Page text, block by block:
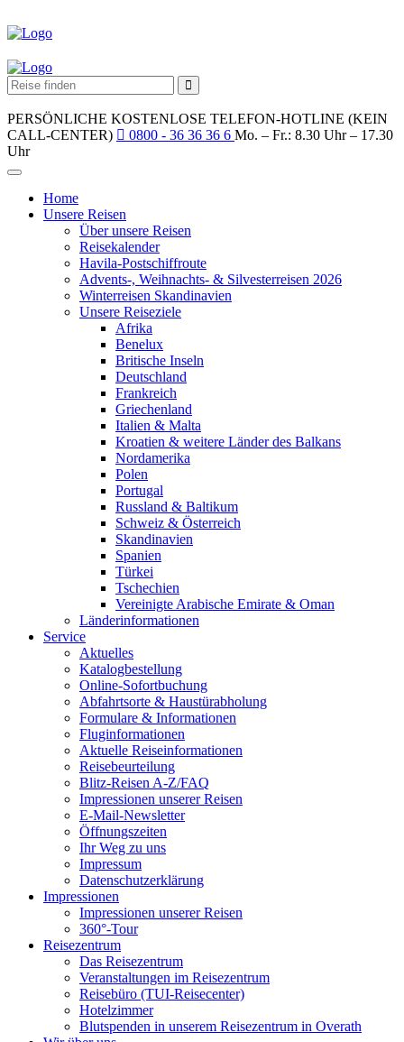
PERSÖNLICHE KOSTENLOSE TELEFON-HOTLINE (KEIN
CALL-CENTER)
0800 - 36 36 36 6 Mo. – Fr.: 8.30 Uhr – 17.30
Uhr
Home
Unsere Reisen
Über unsere Reisen
Reisekalender
Havila-Postschiffroute
Advents-, Weihnachts- & Silvesterreisen 2026
Winterreisen Skandinavien
Unsere Reiseziele
Afrika
Benelux
Britische Inseln
Deutschland
Frankreich
Griechenland
Italien & Malta
Kroatien & weitere Länder des Balkans
Nordamerika
Polen
Portugal
Russland & Baltikum
Schweiz & Österreich
Skandinavien
Spanien
Türkei
Tschechien
Vereinigte Arabische Emirate & Oman
Länderinformationen
Service
Aktuelles
Katalogbestellung
Online-Sofortbuchung
Abfahrtsorte & Haustürabholung
Formulare & Informationen
Fluginformationen
Aktuelle Reiseinformationen
Reisebeurteilung
Blitz-Reisen A-Z/FAQ
Impressionen unserer Reisen
E-Mail-Newsletter
Öffnungszeiten
Ihr Weg zu uns
Impressum
Datenschutzerklärung
Impressionen
Impressionen unserer Reisen
360°-Tour
Reisezentrum
Das Reisezentrum
Veranstaltungen im Reisezentrum
Reisebüro (TUI-Reisecenter)
Hotelzimmer
Blutspenden in unserem Reisezentrum in Overath